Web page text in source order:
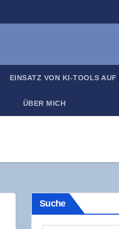
EIN­SATZ VON KI-TOOLS AUF
ÜBER MICH
Suche